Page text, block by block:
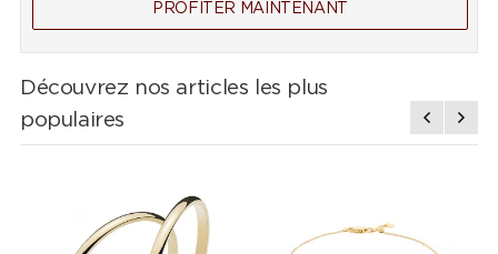
PROFITER MAINTENANT
Découvrez nos articles les plus
populaires